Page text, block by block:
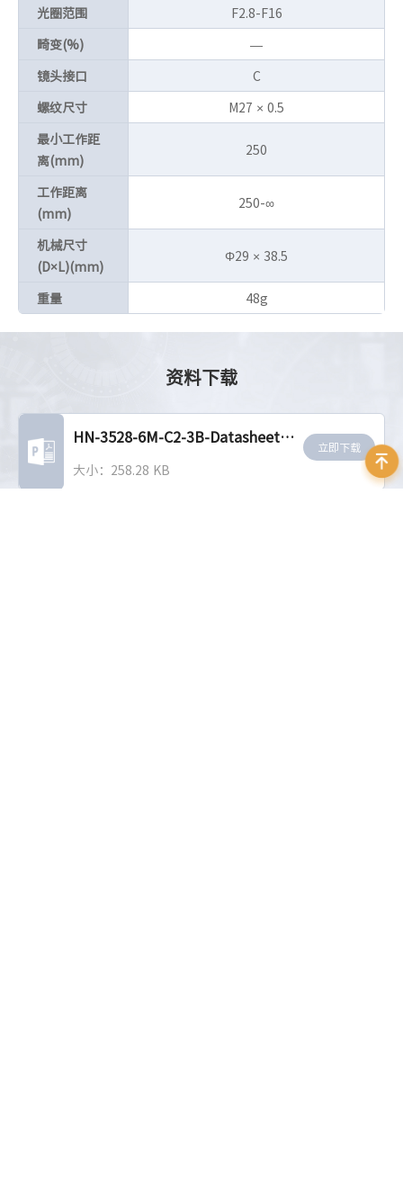
光圈范围
F2.8-F16
畸变(%)
—
镜头接口
C
螺纹尺寸
M27 × 0.5
最小工作距
离(mm)
250
工作距离
(mm)
250-∞
机械尺寸
(D×L)(mm)
Φ29 × 38.5
重量 48g
资料下载
HN-3528-6M-C2-3B-Datasheet-CN_V26.05.21
大小：258.28 KB
立即下载